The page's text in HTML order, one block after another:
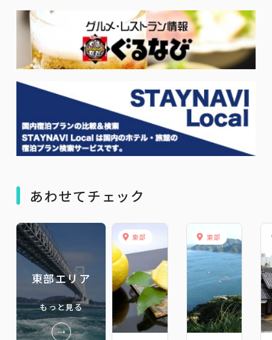
あわせてチェック
東部エリア
もっと見る
東部 東部